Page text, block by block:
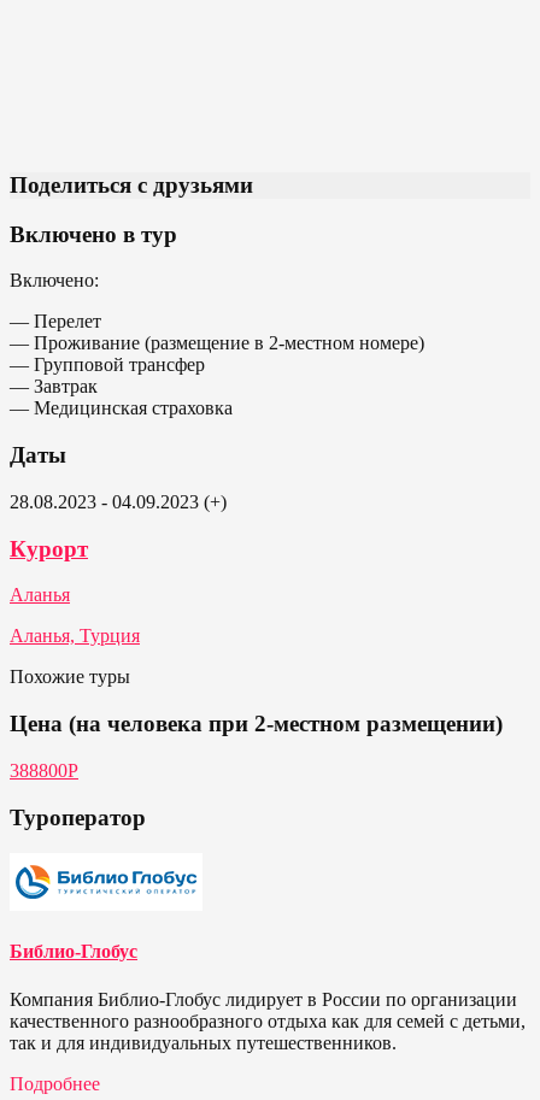
Поделиться с друзьями
Включено в тур
Включено:
— Перелет
— Проживание (размещение в 2-местном номере)
— Групповой трансфер
— Завтрак
— Медицинская страховка
Даты
28.08.2023 - 04.09.2023 (+)
Курорт
Аланья
Аланья, Турция
Похожие туры
Цена (на человека при 2-местном размещении)
388800Р
Туроператор
Библио-Глобус
Компания Библио-Глобус лидирует в России по организации
качественного разнообразного отдыха как для семей с детьми,
так и для индивидуальных путешественников.
Подробнее